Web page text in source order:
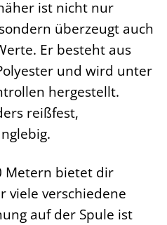
ist nicht nur
überzeugt auch
Er besteht aus
und wird unter
hergestellt.
reißfest,
Metern bietet dir
viele verschiedene
auf der Spule ist